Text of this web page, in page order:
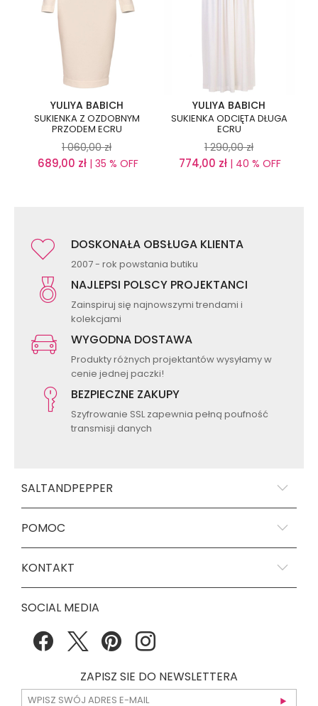
YULIYA BABICH
SUKIENKA Z OZDOBNYM
PRZODEM ECRU
1 060,00 zł
689,00 zł| 35 % OFF
YULIYA BABICH
SUKIENKA ODCIĘTA DŁUGA
ECRU
1 290,00 zł
774,00 zł | 40 % OFF
DOSKONAŁA OBSŁUGA KLIENTA
2007 - rok powstania butiku
NAJLEPSI POLSCY PROJEKTANCI
Zainspiruj się najnowszymi trendami i
kolekcjami
WYGODNA DOSTAWA
Produkty różnych projektantów wysyłamy w
cenie jednej paczki!
BEZPIECZNE ZAKUPY
Szyfrowanie SSL zapewnia pełną poufność
transmisji danych
SALTANDPEPPER
POMOC
KONTAKT
SOCIAL MEDIA
ZAPISZ SIE DO NEWSLETTERA